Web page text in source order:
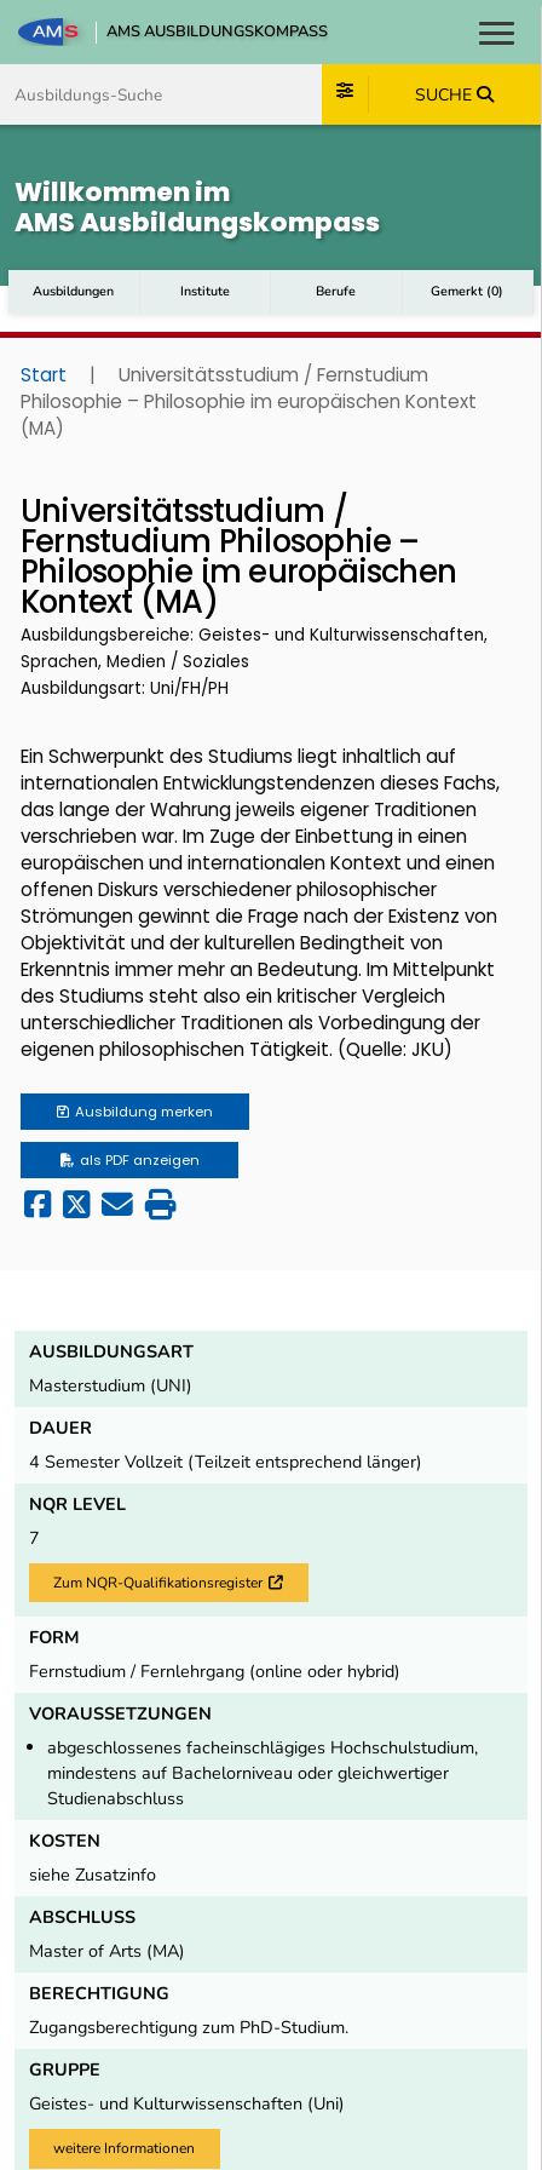
AMS AUSBILDUNGSKOMPASS
SUCHE
Willkommen im
AMS Ausbildungskompass
Ausbildungen Institute Berufe Gemerkt (0)
Start |
Universitätsstudium / Fernstudium
Philosophie – Philosophie im europäischen Kontext
(MA)
Universitätsstudium /
Fernstudium Philosophie –
Philosophie im europäischen
Kontext (MA)
Ausbildungsbereiche: Geistes- und Kulturwissenschaften,
Sprachen, Medien / Soziales
Ausbildungsart: Uni/FH/PH
Ein Schwerpunkt des Studiums liegt inhaltlich auf
internationalen Entwicklungstendenzen dieses Fachs,
das lange der Wahrung jeweils eigener Traditionen
verschrieben war. Im Zuge der Einbettung in einen
europäischen und internationalen Kontext und einen
offenen Diskurs verschiedener philosophischer
Strömungen gewinnt die Frage nach der Existenz von
Objektivität und der kulturellen Bedingtheit von
Erkenntnis immer mehr an Bedeutung. Im Mittelpunkt
des Studiums steht also ein kritischer Vergleich
unterschiedlicher Traditionen als Vorbedingung der
eigenen philosophischen Tätigkeit. (Quelle: JKU)
Ausbildung merken
als PDF anzeigen
AUSBILDUNGSART
Masterstudium (UNI)
DAUER
4 Semester Vollzeit (Teilzeit entsprechend länger)
NQR LEVEL
7
Zum NQR-Qualifikationsregister Externer Link
FORM
Fernstudium / Fernlehrgang (online oder hybrid)
VORAUSSETZUNGEN
abgeschlossenes facheinschlägiges Hochschulstudium,
mindestens auf Bachelorniveau oder gleichwertiger
Studienabschluss
KOSTEN
siehe Zusatzinfo
ABSCHLUSS
Master of Arts (MA)
BERECHTIGUNG
Zugangsberechtigung zum PhD-Studium.
GRUPPE
Geistes- und Kulturwissenschaften (Uni)
weitere Informationen